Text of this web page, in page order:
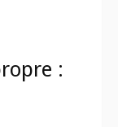
: